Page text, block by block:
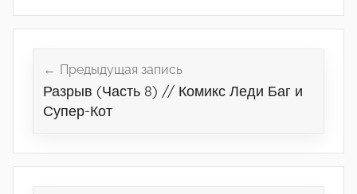
записям
Предыдущая запись
Разрыв (Часть 8) // Комикс Леди Баг и
Супер-Кот